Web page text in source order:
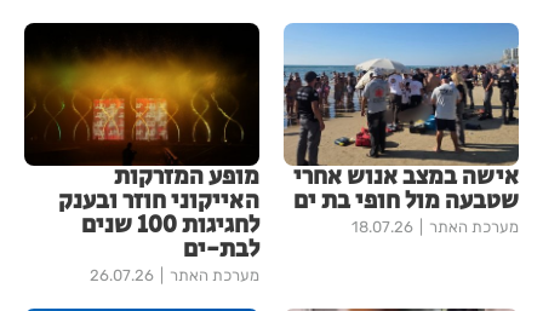
אישה במצב אנוש אחרי
שטבעה מול חופי בת ים
מערכת האתר 18.07.26
מופע המזרקות
האייקוני חוזר ובענק
לחגיגות 100 שנים
לבת-ים
מערכת האתר 26.07.26